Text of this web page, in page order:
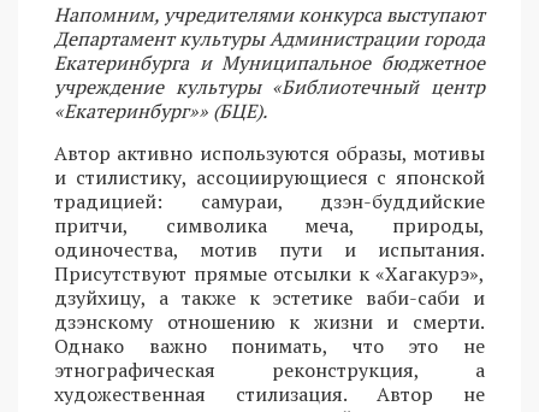
Напомним, учредителями конкурса выступают
Департамент культуры Администрации города
Екатеринбурга и Муниципальное бюджетное
учреждение культуры «Библиотечный центр
«Екатеринбург»» (БЦЕ).
Автор активно используются образы, мотивы
и стилистику, ассоциирующиеся с японской
традицией: самураи, дзэн-буддийские
притчи, символика меча, природы,
одиночества, мотив пути и испытания.
Присутствуют прямые отсылки к «Хагакурэ»,
дзуйхицу, а также к эстетике ваби-саби и
дзэнскому отношению к жизни и смерти.
Однако важно понимать, что это не
этнографическая реконструкция, а
художественная стилизация. Автор не